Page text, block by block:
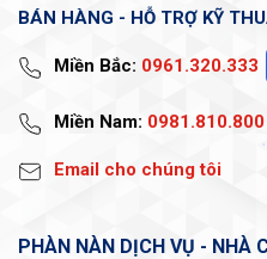
BÁN HÀNG - HỖ TRỢ KỸ
Miền Bắc: 0961.320.333
Miền Nam: 0981.810.800
Email cho chúng tôi
PHÀN NÀN DỊCH VỤ - NHÀ